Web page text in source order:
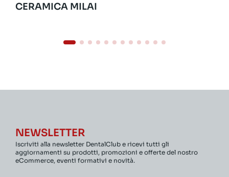
CERAMICA MILAI
NEWSLETTER
Iscriviti alla newsletter DentalClub e ricevi tutti gli
aggiornamenti su prodotti, promozioni e offerte del nostro
eCommerce, eventi formativi e novità.